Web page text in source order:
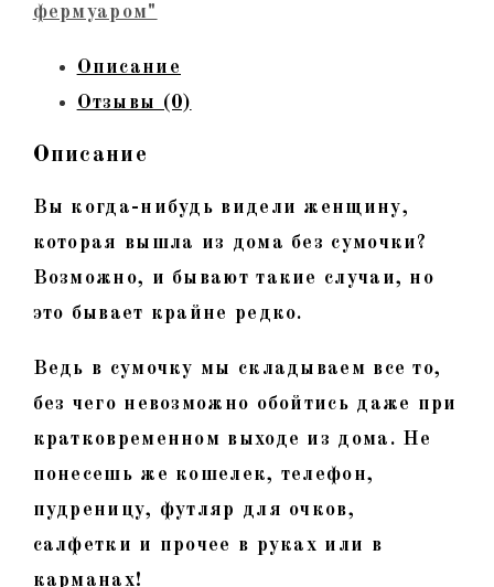
фермуаром"
Описание
Отзывы (0)
Описание
Вы когда-нибудь видели женщину,
которая вышла из дома без сумочки?
Возможно, и бывают такие случаи, но
это бывает крайне редко.
Ведь в сумочку мы складываем все то,
без чего невозможно обойтись даже при
кратковременном выходе из дома. Не
понесешь же кошелек, телефон,
пудреницу, футляр для очков,
салфетки и прочее в руках или в
карманах!